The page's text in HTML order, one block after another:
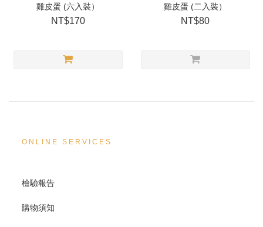
雞皮蛋 (六入裝）
NT$170
雞皮蛋 (二入裝）
NT$80
ONLINE SERVICES
檢驗報告
購物須知